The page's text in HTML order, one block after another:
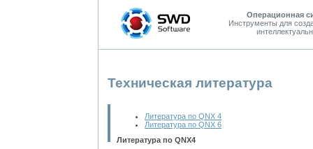
Операционная
Инструменты для
Техническая литература
Литература по QNX 4
Литература по QNX 6
Литература по QNX4